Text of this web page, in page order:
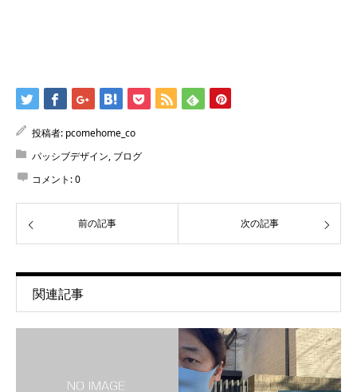
投稿者: pcomehome_co
パッシブデザイン, ブログ
コメント:0
前の記事 次の記事
関連記事